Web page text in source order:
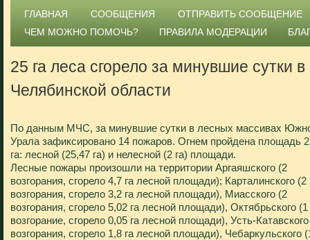
ГЛАВНАЯ СООБЩЕНИЯ
ОТПРАВИТЬ СООБЩЕНИЕ
ЧЕМ МОЖНО ПОМОЧЬ?
ПРАВИЛА МОДЕРАЦИИ
25 га леса сгорело за минувшие сутки в
Челябинской области
По данным МЧС, за минувшие сутки в лесных массивах
Урала зафиксировано 14 пожаров. Огнем пройдена площадь
га: лесной (25,47 га) и нелесной (2 га) площади.
Лесные пожары произошли на территории Аргаяшского (2
возгорания, сгорело 4,7 га лесной площади); Карталинского (2
возгорания, сгорело 3,2 га лесной площади), Миасского (2
возгорания, сгорело 5,02 га лесной площади), Октябрьского (1
возгорание, сгорело 0,05 га лесной площади), Усть-
возгорания, сгорело 1,8 га лесной площади), Чебаркульского